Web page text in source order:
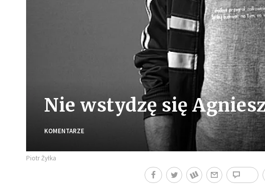
Nie wstydzę się
KOMENTARZE
Piotr Żyłka